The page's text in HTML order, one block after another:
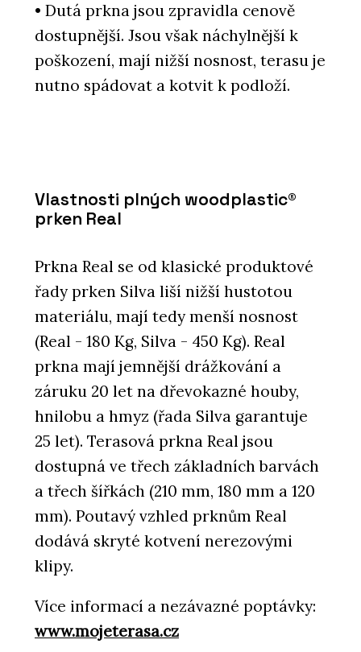
• Dutá prkna jsou zpravidla cenově
dostupnější. Jsou však náchylnější k
poškození, mají nižší nosnost, terasu je
nutno spádovat a kotvit k podloží.
Vlastnosti plných woodplastic®
prken Real
Prkna Real se od klasické produktové
řady prken Silva liší nižší hustotou
materiálu, mají tedy menší nosnost
(Real - 180 Kg, Silva - 450 Kg). Real
prkna mají jemnější drážkování a
záruku 20 let na dřevokazné houby,
hnilobu a hmyz (řada Silva garantuje
25 let). Terasová prkna Real jsou
dostupná ve třech základních barvách
a třech šířkách (210 mm, 180 mm a 120
mm). Poutavý vzhled prknům Real
dodává skryté kotvení nerezovými
klipy.
Více informací a nezávazné poptávky:
www.mojeterasa.cz